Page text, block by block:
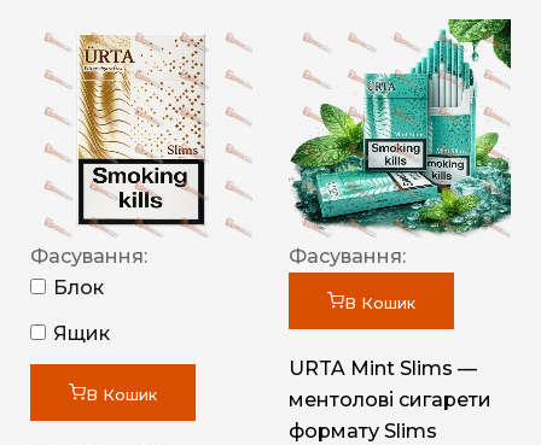
Фасування:
Блок
Ящик
В Кошик
Фасування:
В Кошик
URTA Mint Slims —
ментолові сигарети
формату Slims